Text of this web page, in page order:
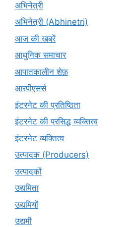
अभिनेत्री
अभिनेत्री (Abhinetri)
आज की खबरें
आधुनिक समाचार
आपातकालीन शेफ़
आरपीएसर्स
इंटरनेट की प्रतिष्ठिता
इंटरनेट की प्रसिद्ध व्यक्तित्व
इंटरनेट व्यक्तित्व
उत्पादक (Producers)
उत्पादकों
उद्यमिता
उद्यमियों
उद्यमी